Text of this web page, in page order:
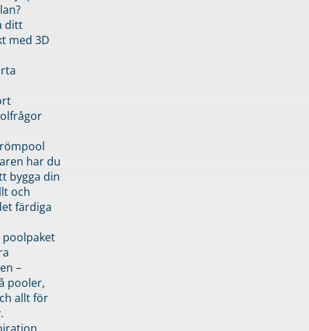
ditt
med 3D
har du
bygga din
och
färdiga
–
pooler,
allt för